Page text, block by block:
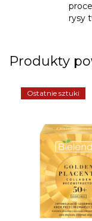
rysy
Produkty
Ostatnie sztuki